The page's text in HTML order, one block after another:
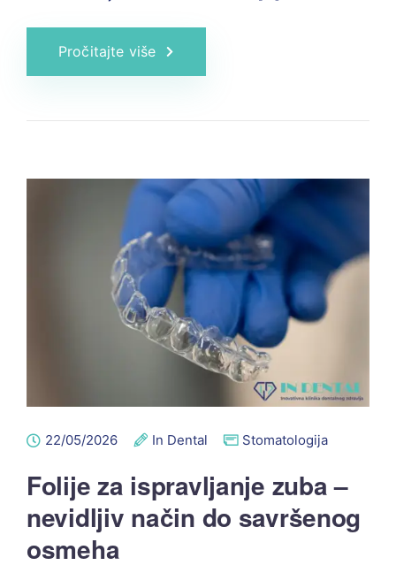
Pročitajte više
22/05/2026 In Dental Stomatologija
Folije za ispravljanje zuba –
nevidljiv način do savršenog
osmeha